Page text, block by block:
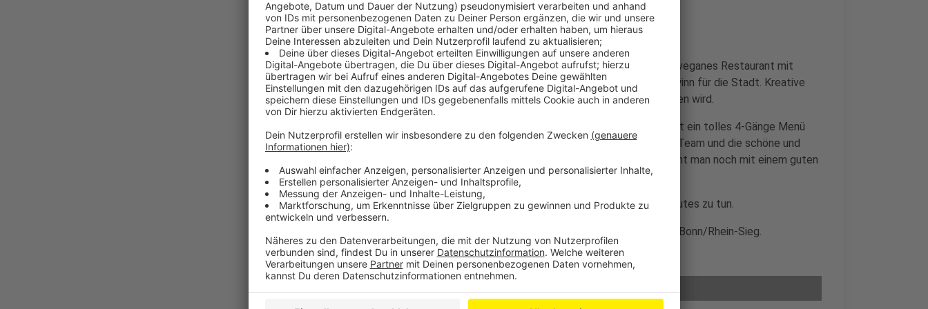
Anzeige
In Poppelsdorf gibt es den zweiten Standort und hier gibt es ein veganes Restaurant mit
Casual Fine Dining. Das ist in Bonn einzigartig und ein richtiger Gewinn für die Stadt. Kreative
Küche auf rein pflanzlicher Basis, die zu einem tollen Erlebnis führen wird.
Unsere Gastrobloggerin Karin von Bonngehtessen war dort und hat ein tolles 4-Gänge Menü
erlebt, das sie immer wieder wiederholen würde. Ein freundliches Team und die schöne und
lockere Atmosphäre führen zu einem Wohlfühlabend und dann geht man noch mit einem guten
Gefühl, sagt sie.
Vielleicht auch für euch eine Möglichkeit im Januar dem Körper Gutes zu tun.
Viel Spaß und bestellt viele Grüße von Bonngehtessen und Radio Bonn/Rhein-Sieg.
Anzeige